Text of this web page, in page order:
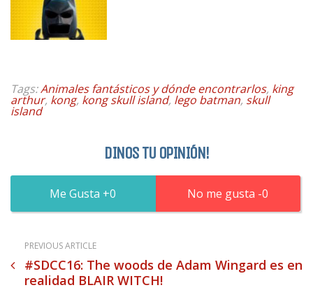
Tags:Animales fantásticos y dónde encontrarlos, king
arthur, kong, kong skull island, lego batman, skull
island
DINOS TU OPINIÓN!
0 0
PREVIOUS ARTICLE
#SDCC16: The woods de Adam Wingard es en
realidad BLAIR WITCH!